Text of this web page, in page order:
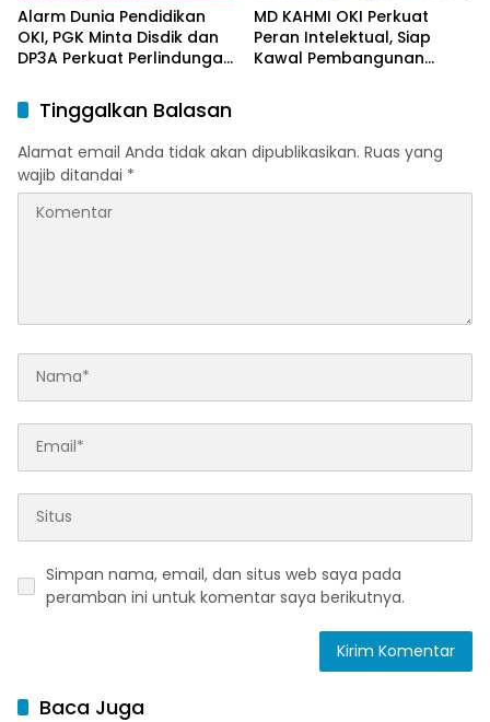
Alarm Dunia Pendidikan
OKI, PGK Minta Disdik dan
DP3A Perkuat Perlindungan
MD KAHMI OKI Perkuat
Peran Intelektual, Siap
Kawal Pembangunan
Tinggalkan Balasan
Alamat email Anda tidak akan dipublikasikan. Ruas yang
wajib ditandai *
Simpan nama, email, dan situs web saya pada
peramban ini untuk komentar saya berikutnya.
Baca Juga